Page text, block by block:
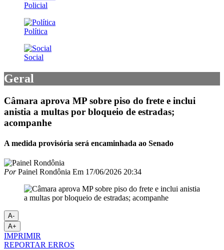
Policial
Política
Social
Geral
Câmara aprova MP sobre piso do frete e inclui
anistia a multas por bloqueio de estradas;
acompanhe
A medida provisória será encaminhada ao Senado
PorPainel Rondônia Em 17/06/2026 20:34
A-
A+
IMPRIMIR
REPORTAR ERROS